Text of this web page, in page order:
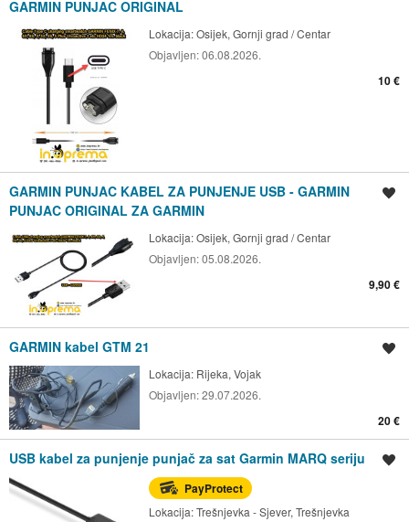
GARMIN PUNJAC ORIGINAL
Lokacija:Osijek, Gornji grad / Centar
Objavljen:06.08.2026.
10 €
GARMIN PUNJAC KABEL ZA PUNJENJE USB - GARMIN
PUNJAC ORIGINAL ZA GARMIN
Lokacija:Osijek, Gornji grad / Centar
Objavljen:05.08.2026.
9,90 €
GARMIN kabel GTM 21
Lokacija: Rijeka, Vojak
Objavljen:29.07.2026.
20 €
USB kabel za punjenje punjač za sat Garmin MARQ seriju
PayProtect
Lokacija:Trešnjevka - Sjever, Trešnjevka